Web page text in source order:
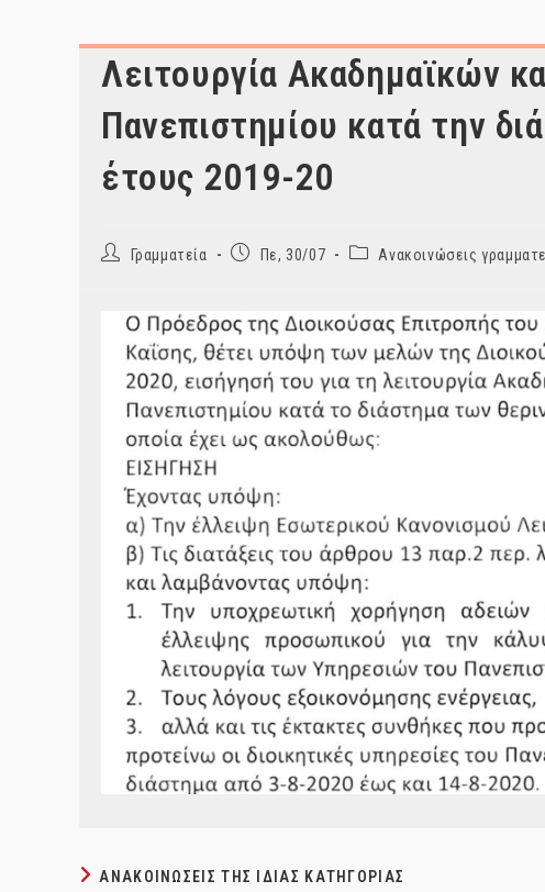
Λειτουργία Ακαδημαϊκών
Πανεπιστημίου κατά την
έτους 2019-20
PostΓραμματεία
PostΠε, 30/07
PostΑνακοινώσεις
ΑΝΑΚΟΙΝΏΣΕΙΣ ΤΗΣ ΊΔΙΑΣ ΚΑΤΗΓΟΡΊΑΣ